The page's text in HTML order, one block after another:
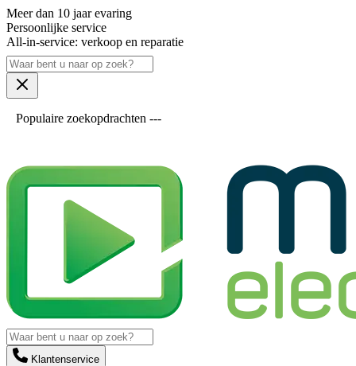
Meer dan 10 jaar evaring
Persoonlijke service
All-in-service: verkoop en reparatie
Populaire zoekopdrachten ---
Klantenservice